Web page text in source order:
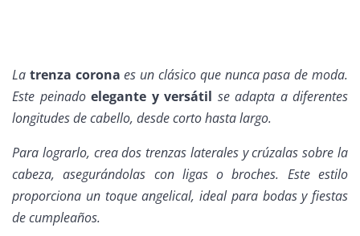
La trenza corona es un clásico que nunca pasa de moda.
Este peinado elegante y versátil se adapta a diferentes
longitudes de cabello, desde corto hasta largo.
Para lograrlo, crea dos trenzas laterales y crúzalas sobre la
cabeza, asegurándolas con ligas o broches. Este estilo
proporciona un toque angelical, ideal para bodas y fiestas
de cumpleaños.